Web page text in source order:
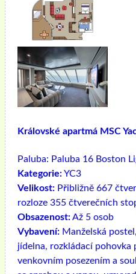
Královské apartmá MSC
Paluba: Paluba 16 Boston
Kategorie:YC3
Velikost: Přibližně 667
rozloze 355 čtverečních
Obsazenost:Až 5 osob
Vybavení: Manželská
jídelna, rozkládací pohovka
venkovním posezením a